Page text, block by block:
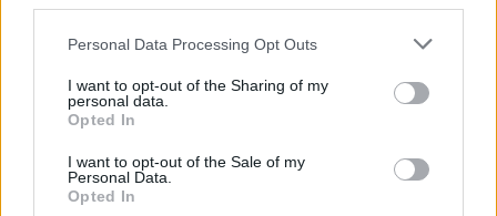
Please note that this website/app uses one or more Google
not limited to your visit or usage behaviour. You may click to
grant or deny consent to Google and its third-party tags to
use your data for below specified purposes in below Google
consent section.
Personal Data Processing Opt Outs
I want to opt-out of the Sharing of my
personal data.
Opted In
I want to opt-out of the Sale of my
Personal Data.
Opted In
Compra tu coche de segunda mano en
Heycar